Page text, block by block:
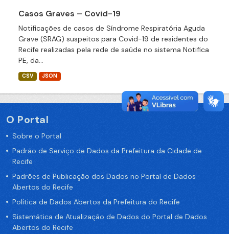
Casos Graves – Covid-19
Notificações de casos de Síndrome Respiratória Aguda
Grave (SRAG) suspeitos para Covid-19 de residentes do
Recife realizadas pela rede de saúde no sistema Notifica
PE, da...
CSV JSON
O Portal
Sobre o Portal
Padrão de Serviço de Dados da Prefeitura da Cidade de
Recife
Padrões de Publicação dos Dados no Portal de Dados
Abertos do Recife
Política de Dados Abertos da Prefeitura do Recife
Sistemática de Atualização de Dados do Portal de Dados
Abertos do Recife